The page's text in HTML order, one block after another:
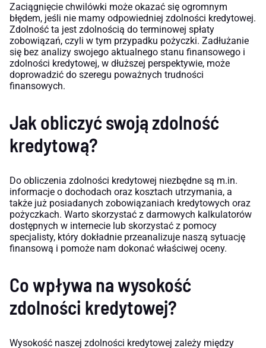
Zaciągnięcie chwilówki może okazać się ogromnym
błędem, jeśli nie mamy odpowiedniej zdolności kredytowej.
Zdolność ta jest zdolnością do terminowej spłaty
zobowiązań, czyli w tym przypadku pożyczki. Zadłużanie
się bez analizy swojego aktualnego stanu finansowego i
zdolności kredytowej, w dłuższej perspektywie, może
doprowadzić do szeregu poważnych trudności
finansowych.
Jak obliczyć swoją zdolność
kredytową?
Do obliczenia zdolności kredytowej niezbędne są m.in.
informacje o dochodach oraz kosztach utrzymania, a
także już posiadanych zobowiązaniach kredytowych oraz
pożyczkach. Warto skorzystać z darmowych kalkulatorów
dostępnych w internecie lub skorzystać z pomocy
specjalisty, który dokładnie przeanalizuje naszą sytuację
finansową i pomoże nam dokonać właściwej oceny.
Co wpływa na wysokość
zdolności kredytowej?
Wysokość naszej zdolności kredytowej zależy między